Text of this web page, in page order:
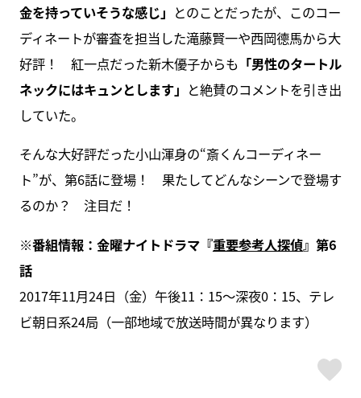
金を持っていそうな感じ」 とのことだったが、このコー
ディネートが審査を担当した滝藤賢一や西岡德馬から大
好評！ 紅一点だった新木優子からも 「男性のタートル
ネックにはキュンとします」 と絶賛のコメントを引き出
していた。
そんな大好評だった小山渾身の“斎くんコーディネー
ト”が、第6話に登場！ 果たしてどんなシーンで登場す
るのか？ 注目だ！
※番組情報：金曜ナイトドラマ『重要参考人探偵』第6
話
2017年11月24日（金）午後11：15～深夜0：15、テレ
ビ朝日系24局（一部地域で放送時間が異なります）